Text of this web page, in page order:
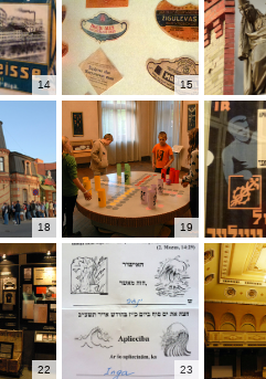
14 15
18 19
22 23